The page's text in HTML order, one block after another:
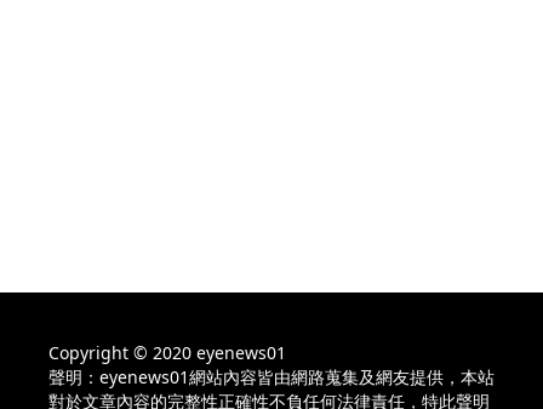
Copyright © 2020 eyenews01
聲明：eyenews01網站內容皆由網路蒐集及網友提供，本站
對於文章內容的完整性正確性不負任何法律責任，特此聲明